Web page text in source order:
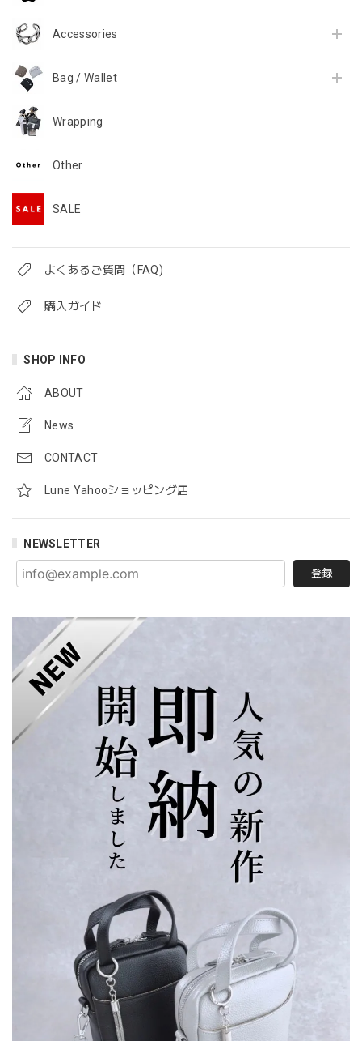
Accessories
Bag / Wallet
Wrapping
Other
SALE
よくあるご質問（FAQ)
購入ガイド
SHOP INFO
ABOUT
News
CONTACT
Lune Yahooショッピング店
NEWSLETTER
登録